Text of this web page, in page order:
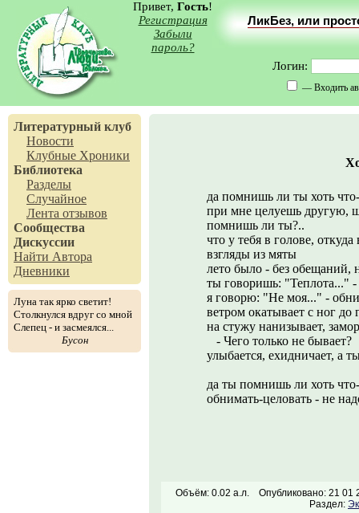
Привет, Гость!
Регистрация
Забыли
пароль?
ЛикБез, или
Логин:
— Входить
Литературный клуб
Новости
Клубные Хроники
Библиотека
Разделы
Случайное
Лента отзывов
Сообщества
Дискуссии
Найти Автора
Дневники
Луна так ярко светит!
Столкнулся вдруг со мной
Слепец - и засмеялся...
Бусон
да помнишь ли ты хоть
при мне целуешь другую,
помнишь ли ты?..
что у тебя в голове, откуда
взгляды из мяты
лето было - без обещаний,
ты говоришь: "Теплота..."
я говорю: "Не моя..." -
ветром окатывает с ног
на стужу нанизывает,
- Чего только не бывает?
улыбается, ехидничает, а
да ты помнишь ли хоть
обнимать-целовать - не
Объём: 0.02 а.л.
Опубликовано: 21 01
Раздел: